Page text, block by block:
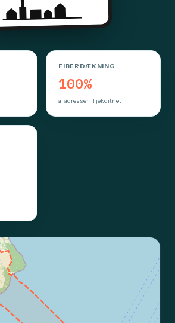
FIBERDÆKNING
100%
af adresser · Tjekditnet